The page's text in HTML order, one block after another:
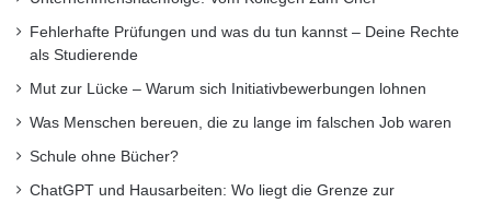
Fortbnildung Fotografie
geschäftlicher Bereich Seminar
Fehlerhafte Prüfungen und was du tun kannst – Deine Rechte
als Studierende
Mut zur Lücke – Warum sich Initiativbewerbungen lohnen
Was Menschen bereuen, die zu lange im falschen Job waren
Schule ohne Bücher?
ChatGPT und Hausarbeiten: Wo liegt die Grenze zur